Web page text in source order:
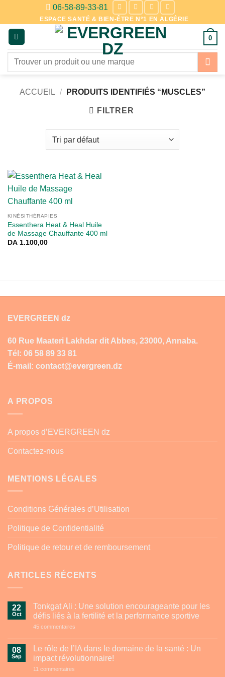
contenu
06-58-89-33-81
ESPACE SANTÉ & BIEN-ÊTRE N°1 EN ALGÉRIE
0
Recherche
ACCUEIL / PRODUITS IDENTIFIÉS “MUSCLES”
FILTRER
KINÉSITHÉRAPIES
Essenthera Heat & Heal Huile
de Massage Chauffante 400 ml
DA1.100,00
EVERGREEN dz
60 Rue Maateri Lakhdar dit Abbes, 23000, Annaba.
Tél: 06 58 89 33 81
É-mail: contact@evergreen.dz
A PROPOS
A propos d’EVERGREEN dz
Contactez-nous
MENTIONS LÉGALES
Conditions Générales d’Utilisation
Politique de Confidentialité
Politique de retour et de remboursement
ARTICLES RÉCENTS
22
Oct
Tonkgat Ali : Une solution encourageante pour les
défis liés à la fertilité et la performance sportive
45 commentaires
:
Une
solution
08
Sep
Le rôle de l’IA dans le domaine de la santé : Un
impact révolutionnaire!
11 commentaires